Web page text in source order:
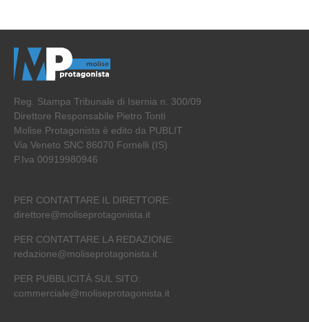
Reg. Stampa Tribunale di Isernia n. 300/09
Direttore Responsabile Pietro Tonti
Molise Protagonista è edito da PUBLIT
Via Veneto SNC 86070 Fornelli (IS)
P.Iva 00919980946
PER CONTATTARE IL DIRETTORE:
direttore@moliseprotagonista.it
PER CONTATTARE LA REDAZIONE:
redazione@moliseprotagonista.it
PER PUBBLICITÀ SUL SITO:
commerciale@moliseprotagonista.it